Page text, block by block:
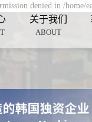
denied in /
关于我们
ABOUT